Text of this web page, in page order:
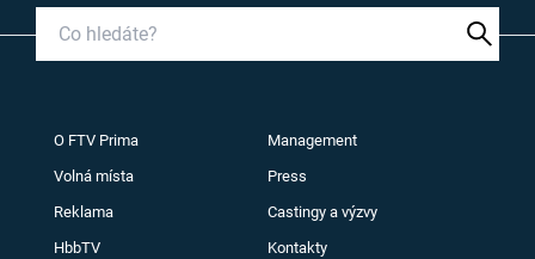
O FTV Prima Management
Volná místa Press
Reklama Castingy a výzvy
HbbTV Kontakty